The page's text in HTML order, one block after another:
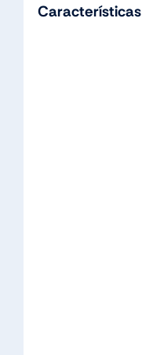
Características